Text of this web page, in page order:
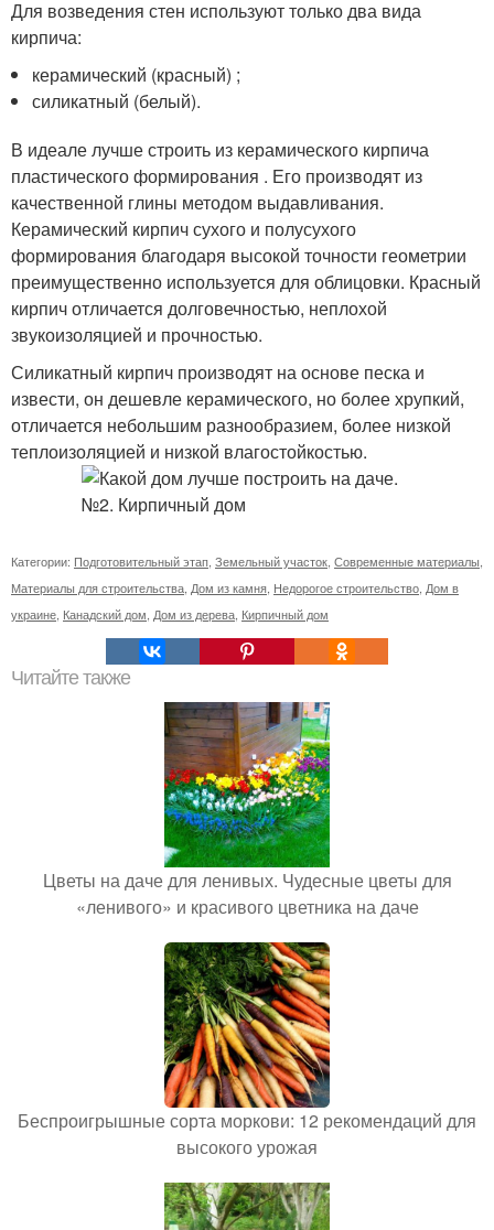
Для возведения стен используют только два вида
кирпича:
керамический (красный) ;
силикатный (белый).
В идеале лучше строить из керамического кирпича
пластического формирования . Его производят из
качественной глины методом выдавливания.
Керамический кирпич сухого и полусухого
формирования благодаря высокой точности геометрии
преимущественно используется для облицовки. Красный
кирпич отличается долговечностью, неплохой
звукоизоляцией и прочностью.
Силикатный кирпич производят на основе песка и
извести, он дешевле керамического, но более хрупкий,
отличается небольшим разнообразием, более низкой
теплоизоляцией и низкой влагостойкостью.
Категории: Подготовительный этап Земельный участок Современные материалы
Материалы для строительства Дом из камня Недорогое строительство Дом в
украине Канадский дом Дом из дерева Кирпичный дом
Читайте также
Цветы на даче для ленивых. Чудесные цветы для
«ленивого» и красивого цветника на даче
Беспроигрышные сорта моркови: 12 рекомендаций для
высокого урожая